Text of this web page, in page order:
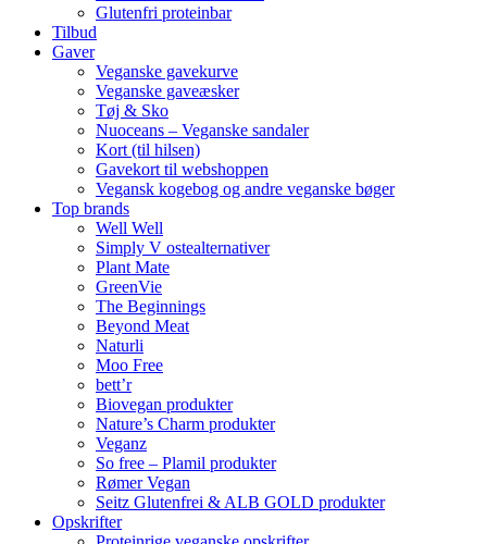
Glutenfri proteinbar
Tilbud
Gaver
Veganske gavekurve
Veganske gaveæsker
Tøj & Sko
Nuoceans – Veganske sandaler
Kort (til hilsen)
Gavekort til webshoppen
Vegansk kogebog og andre veganske bøger
Top brands
Well Well
Simply V ostealternativer
Plant Mate
GreenVie
The Beginnings
Beyond Meat
Naturli
Moo Free
bett’r
Biovegan produkter
Nature’s Charm produkter
Veganz
So free – Plamil produkter
Rømer Vegan
Seitz Glutenfrei & ALB GOLD produkter
Opskrifter